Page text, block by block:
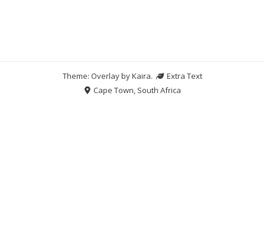
Theme: Overlay byKaira.
Extra Text
Cape Town, South Africa